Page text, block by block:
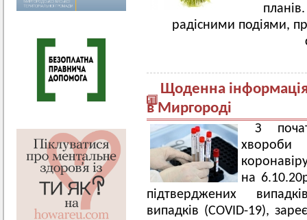
радісними подіями,
Щоденна інформація
в Миргороді
З
на
підтверджених
випадків (COVID-19),